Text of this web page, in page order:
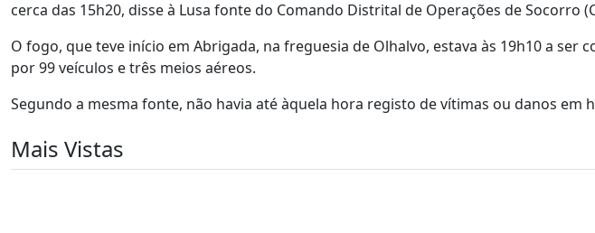
cerca das 15h20, disse à Lusa fonte do Comando Distrital de Operações de Socorro
O fogo, que teve início em Abrigada, na freguesia de Olhalvo, estava às 19h10 a ser
por 99 veículos e três meios aéreos.
Segundo a mesma fonte, não havia até àquela hora registo de vítimas ou danos em
Mais Vistas